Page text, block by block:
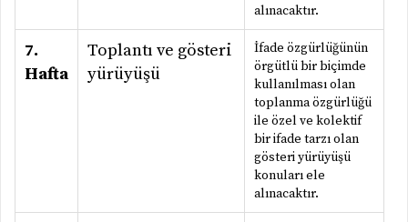
alınacaktır.
7.
Hafta
Toplantı ve gösteri
yürüyüşü
İfade özgürlüğünün
örgütlü bir biçimde
kullanılması olan
toplanma özgürlüğü
ile özel ve kolektif
bir ifade tarzı olan
gösteri yürüyüşü
konuları ele
alınacaktır.